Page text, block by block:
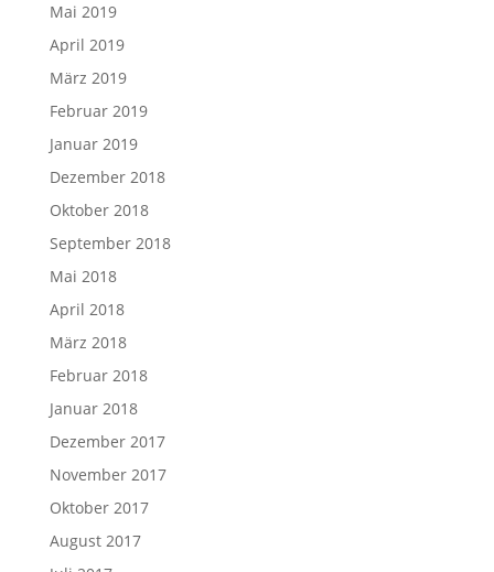
Mai 2019
April 2019
März 2019
Februar 2019
Januar 2019
Dezember 2018
Oktober 2018
September 2018
Mai 2018
April 2018
März 2018
Februar 2018
Januar 2018
Dezember 2017
November 2017
Oktober 2017
August 2017